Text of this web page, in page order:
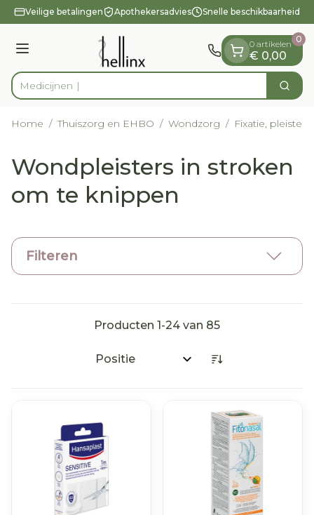
Ga naar de inhoud
1 van 1
Veilige betalingen Apothekersadvies Snelle beschikbaarheid
Menu
Product, merk, categorie... Zoek
0 artikelen
€ 0,00
0
Home / Thuiszorg en EHBO / Wondzorg / Fixatie, pleisters
Wondpleisters in stroken
om te knippen
Filteren
Producten 1-24 van 85
Sorteer op: